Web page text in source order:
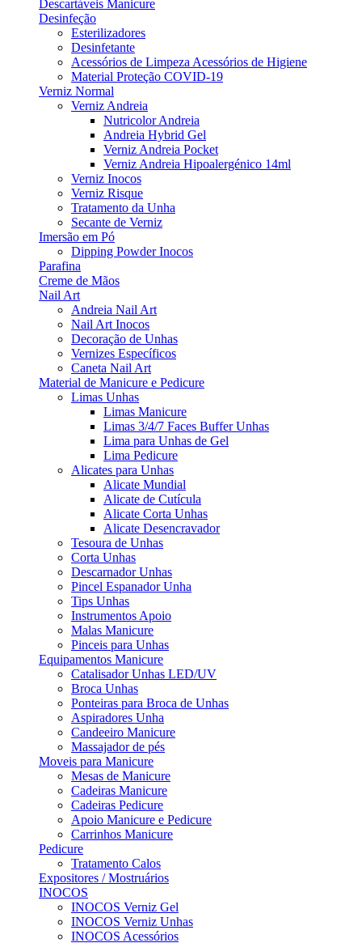
Descartáveis Manicure
Desinfeção
Esterilizadores
Desinfetante
Acessórios de Limpeza Acessórios de Higiene
Material Proteção COVID-19
Verniz Normal
Verniz Andreia
Nutricolor Andreia
Andreia Hybrid Gel
Verniz Andreia Pocket
Verniz Andreia Hipoalergénico 14ml
Verniz Inocos
Verniz Risque
Tratamento da Unha
Secante de Verniz
Imersão em Pó
Dipping Powder Inocos
Parafina
Creme de Mãos
Nail Art
Andreia Nail Art
Nail Art Inocos
Decoração de Unhas
Vernizes Específicos
Caneta Nail Art
Material de Manicure e Pedicure
Limas Unhas
Limas Manicure
Limas 3/4/7 Faces Buffer Unhas
Lima para Unhas de Gel
Lima Pedicure
Alicates para Unhas
Alicate Mundial
Alicate de Cutícula
Alicate Corta Unhas
Alicate Desencravador
Tesoura de Unhas
Corta Unhas
Descarnador Unhas
Pincel Espanador Unha
Tips Unhas
Instrumentos Apoio
Malas Manicure
Pinceis para Unhas
Equipamentos Manicure
Catalisador Unhas LED/UV
Broca Unhas
Ponteiras para Broca de Unhas
Aspiradores Unha
Candeeiro Manicure
Massajador de pés
Moveis para Manicure
Mesas de Manicure
Cadeiras Manicure
Cadeiras Pedicure
Apoio Manicure e Pedicure
Carrinhos Manicure
Pedicure
Tratamento Calos
Expositores / Mostruários
INOCOS
INOCOS Verniz Gel
INOCOS Verniz Unhas
INOCOS Acessórios